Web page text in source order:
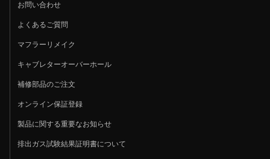
お問い合わせ
よくあるご質問
マフラーリメイク
キャブレターオーバーホール
補修部品のご注文
オンライン保証登録
製品に関する重要なお知らせ
排出ガス試験結果証明書について